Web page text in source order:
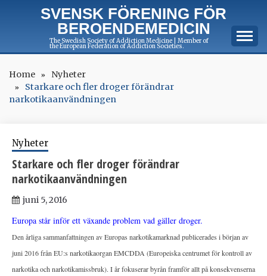
SVENSK FÖRENING FÖR
BEROENDEMEDICIN
The Swedish Society of Addiction Medicine | Member of
the European Federation of Addiction Societies.
Home
Nyheter
Starkare och fler droger förändrar
narkotikaanvändningen
Nyheter
Starkare och fler droger förändrar
narkotikaanvändningen
juni 5, 2016
Europa står inför ett växande problem vad gäller droger.
Den årliga sammanfattningen av Europas narkotikamarknad publicerades i början av
juni 2016 från EU:s narkotikaorgan EMCDDA (Europeiska centrumet för kontroll av
narkotika och narkotikamissbruk). I år fokuserar byrån framför allt på konsekvenserna